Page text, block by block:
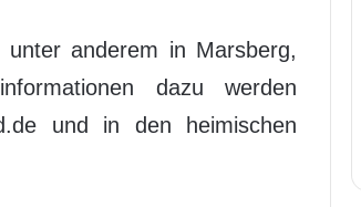
unter anderem in Marsberg,
dazu werden
und in den heimischen